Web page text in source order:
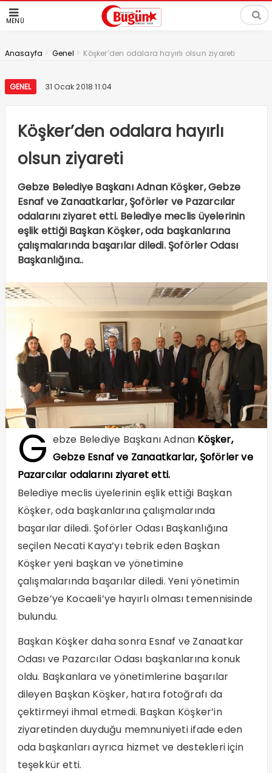
MENÜ
Anasayfa > Genel > Köşker’den odalara hayırlı olsun ziyareti
GENEL 31 Ocak 2018 11:04
Köşker’den odalara hayırlı
olsun ziyareti
Gebze Belediye Başkanı Adnan Köşker, Gebze
Esnaf ve Zanaatkarlar, Şoförler ve Pazarcılar
odalarını ziyaret etti. Belediye meclis üyelerinin
eşlik ettiği Başkan Köşker, oda başkanlarına
çalışmalarında başarılar diledi. Şoförler Odası
Başkanlığına..
G ebze Belediye Başkanı Adnan Köşker,
Gebze Esnaf ve Zanaatkarlar, Şoförler ve
Pazarcılar odalarını ziyaret etti.
Belediye meclis üyelerinin eşlik ettiği Başkan
Köşker, oda başkanlarına çalışmalarında
başarılar diledi. Şoförler Odası Başkanlığına
seçilen Necati Kaya’yı tebrik eden Başkan
Köşker yeni başkan ve yönetimine
çalışmalarında başarılar diledi. Yeni yönetimin
Gebze’ye Kocaeli’ye hayırlı olması temennisinde
bulundu.
Başkan Köşker daha sonra Esnaf ve Zanaatkar
Odası ve Pazarcılar Odası başkanlarına konuk
oldu. Başkanlara ve yönetimlerine başarılar
dileyen Başkan Köşker, hatıra fotoğrafı da
çektirmeyi ihmal etmedi. Başkan Köşker’in
ziyaretinden duyduğu memnuniyeti ifade eden
oda başkanları ayrıca hizmet ve destekleri için
teşekkür etti.